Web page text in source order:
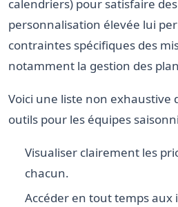
calendriers) pour satisfaire
personnalisation élevée lui
contraintes spécifiques des
notamment la gestion des
Voici une liste non exhaustive
outils pour les équipes
Visualiser clairement les
chacun.
Accéder en tout temps